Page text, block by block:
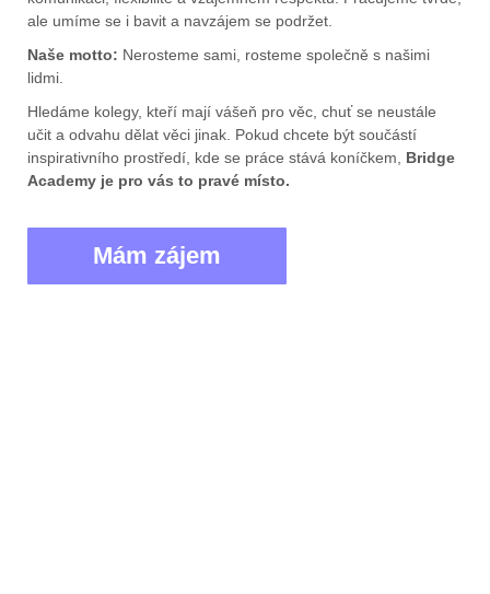
ale umíme se i bavit a navzájem se podržet.
Naše motto: Nerosteme sami, rosteme společně s našimi
lidmi.
Hledáme kolegy, kteří mají vášeň pro věc, chuť se neustále
učit a odvahu dělat věci jinak. Pokud chcete být součástí
inspirativního prostředí, kde se práce stává koníčkem, Bridge
Academy je pro vás to pravé místo.
Mám zájem